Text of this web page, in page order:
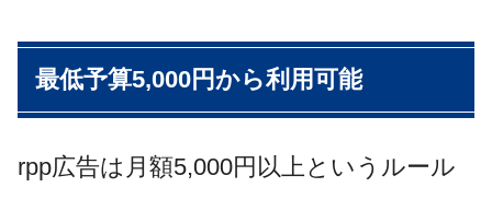
最低予算5,000円から利用可能
rpp広告は月額5,000円以上というルール